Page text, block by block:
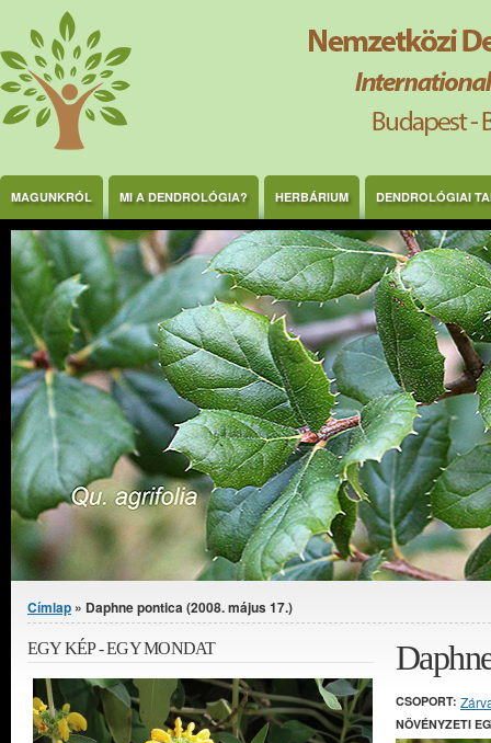
Ugrás a tartalomra
MAGUNKRÓL MI A DENDROLÓGIA? HERBÁRIUM DENDROLÓGIAI
Jelenlegi hely
Címlap » Daphne pontica (2008. május 17.)
CSOPORT:
NÖVÉNYZETI
EGY KÉP - EGY MONDAT